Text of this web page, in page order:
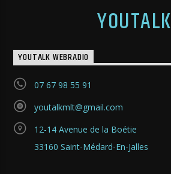
YOUTALK
YOUTALK WEBRADIO
07 67 98 55 91
youtalkmlt@gmail.com
12-14 Avenue de la Boétie
33160 Saint-Médard-En-Jalles